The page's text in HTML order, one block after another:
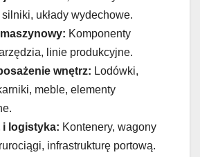
układy wydechowe.
maszynowy: Komponenty
linie produkcyjne.
wnętrz: Lodówki,
meble, elementy
i logistyka: Kontenery, wagony
infrastrukturę portową.